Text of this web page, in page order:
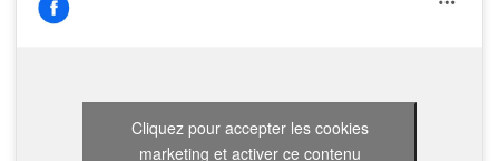
Cliquez pour accepter les cookies
marketing et activer ce contenu